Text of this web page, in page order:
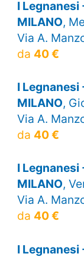
I
MILANO,
Via A.
da 40 €
I
MILANO,
Via A.
da 40 €
I
MILANO,
Via A.
da 40 €
I